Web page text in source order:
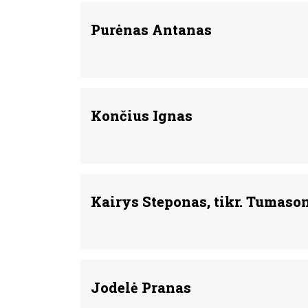
Purėnas Antanas
Končius Ignas
Kairys Steponas, tikr.
Jodelė Pranas